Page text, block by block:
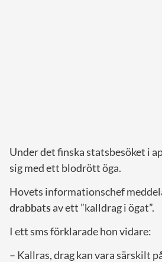
Under det finska statsbesöket i
sig med ett blodrött öga.
Hovets informationschef
drabbats av ett ”kalldrag i ögat”.
I ett sms förklarade hon vidare:
– Kallras, drag kan vara särskilt